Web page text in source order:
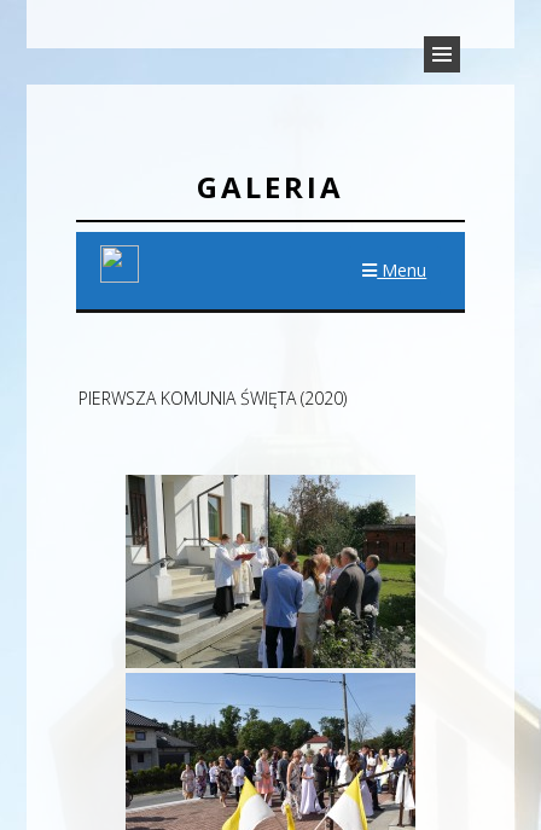
PARAFIA TRÓJCY ŚWIĘTEJ
GALERIA
Menu
PIERWSZA KOMUNIA ŚWIĘTA (2020)